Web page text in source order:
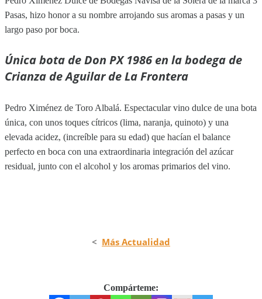
Pasas, hizo honor a su nombre arrojando sus aromas a pasas y un
largo paso por boca.
Única bota de Don PX 1986 en la bodega de
Crianza de Aguilar de La Frontera
Pedro Ximénez de Toro Albalá. Espectacular vino dulce de una bota
única, con unos toques cítricos (lima, naranja, quinoto) y una
elevada acidez, (increíble para su edad) que hacían el balance
perfecto en boca con una extraordinaria integración del azúcar
residual, junto con el alcohol y los aromas primarios del vino.
< Más Actualidad
Compárteme: